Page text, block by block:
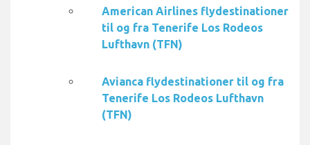
American Airlines flydestinationer
til og fra Tenerife Los Rodeos
Lufthavn (TFN)
Avianca flydestinationer til og fra
Tenerife Los Rodeos Lufthavn
(TFN)